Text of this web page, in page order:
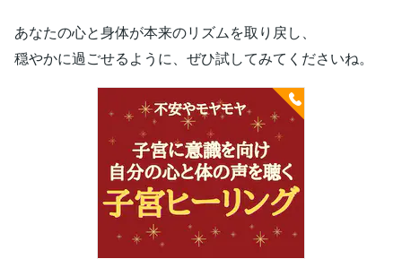
あなたの心と身体が本来のリズムを取り戻し、
穏やかに過ごせるように、ぜひ試してみてくださいね。